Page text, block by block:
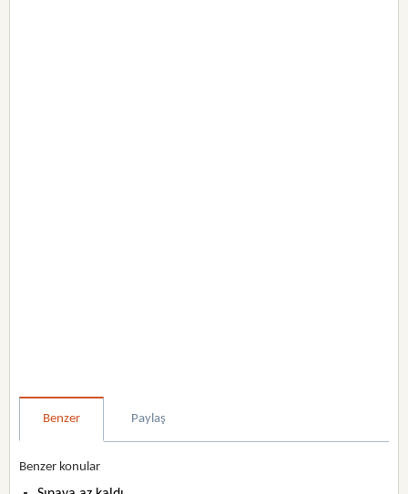
Benzer Paylaş
Benzer konular